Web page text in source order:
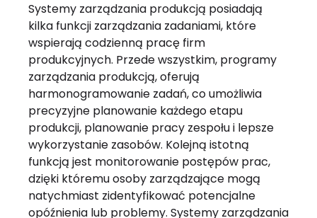
Systemy zarządzania produkcją posiadają
kilka funkcji zarządzania zadaniami, które
wspierają codzienną pracę firm
produkcyjnych. Przede wszystkim, programy
zarządzania produkcją, oferują
harmonogramowanie zadań, co umożliwia
precyzyjne planowanie każdego etapu
produkcji, planowanie pracy zespołu i lepsze
wykorzystanie zasobów. Kolejną istotną
funkcją jest monitorowanie postępów prac,
dzięki któremu osoby zarządzające mogą
natychmiast zidentyfikować potencjalne
opóźnienia lub problemy. Systemy zarządzania